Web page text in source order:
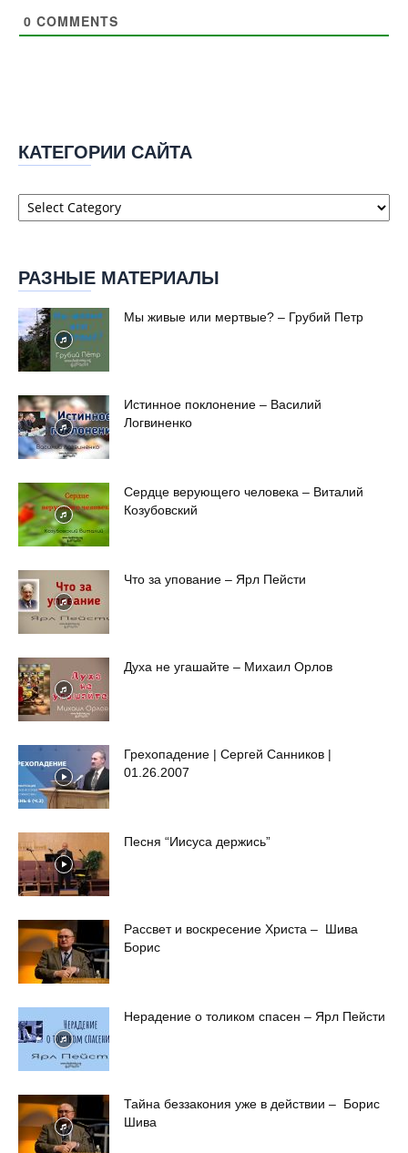
0 COMMENTS
КАТЕГОРИИ САЙТА
Категории
сайта
РАЗНЫЕ МАТЕРИАЛЫ
Мы живые или мертвые? – Грубий Петр
Истинное поклонение – Василий
Логвиненко
Сердце верующего человека – Виталий
Козубовский
Что за упование – Ярл Пейсти
Духа не угашайте – Михаил Орлов
Грехопадение | Сергей Санников |
01.26.2007
Песня “Иисуса держись”
Рассвет и воскресение Христа – Шива
Борис
Нерадение о толиком спасен – Ярл Пейсти
Тайна беззакония уже в действии – Борис
Шива